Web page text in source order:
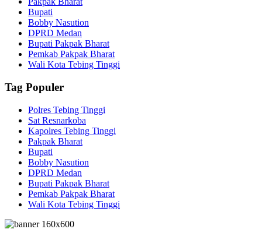
Bupati
Bobby Nasution
DPRD Medan
Bupati Pakpak Bharat
Pemkab Pakpak Bharat
Wali Kota Tebing Tinggi
Tag Populer
Polres Tebing Tinggi
Sat Resnarkoba
Kapolres Tebing Tinggi
Pakpak Bharat
Bupati
Bobby Nasution
DPRD Medan
Bupati Pakpak Bharat
Pemkab Pakpak Bharat
Wali Kota Tebing Tinggi